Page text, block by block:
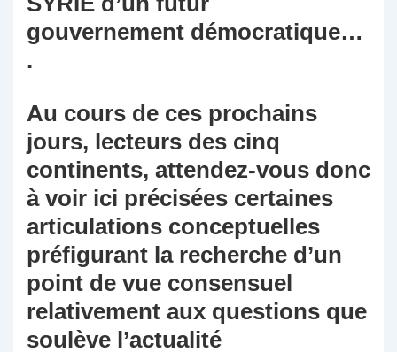
gouvernement démocratique…
.
Au cours de ces prochains
jours, lecteurs des cinq
continents, attendez-vous donc
à voir ici précisées certaines
articulations conceptuelles
préfigurant la recherche d’un
point de vue consensuel
relativement aux questions que
soulève l’actualité